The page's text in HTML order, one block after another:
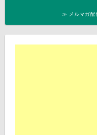
≫ メルマガ配